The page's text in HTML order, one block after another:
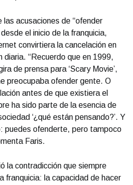
las acusaciones de “ofender
el inicio de la franquicia,
convirtiera la cancelación en
diaria. “Recuerdo que en 1999,
de prensa para ‘Scary Movie’,
preocupaba ofender gente. O
antes de que existiera el
ha sido parte de la esencia de
‘¿qué están pensando?’. Y
puedes ofenderte, pero tampoco
Faris.
la contradicción que siempre
franquicia: la capacidad de hacer